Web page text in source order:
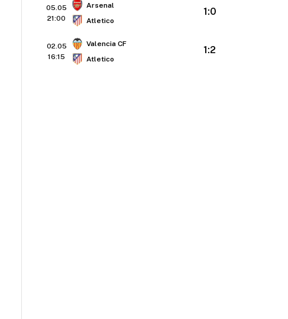
05.05
21:00
Arsenal
Atletico
1:0
02.05
16:15
Valencia CF
Atletico
1:2